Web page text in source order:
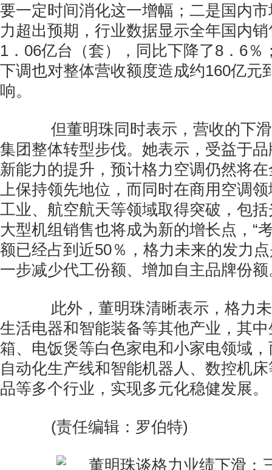
要一定时间消化这一增幅；二是国内
力超出预期，行业数据显示全年国内
1．06亿台（套），同比下降了8．6％
下调也对整体营收额度造成约160亿元
响。
但董明珠同时表示，营收的下滑
集团整体转型步伐。她表示，受益于
新能力的提升，预计格力空调仍然将
上保持领先地位，而同时在商用空调
工业、航空航天等领域取得突破，包
大型机组销售也将成为新的增长点，“
额已经占到近50％，格力未来的发力
一步减少代工份额、增加自主品牌份额
此外，董明珠清晰表示，格力未
生活电器和智能装备等其他产业，其
箱、电饭煲等白色家电和小家电领域
自动化生产线和智能机器人、数控机
品等多个行业，实现多元化稳健发展。
(责任编辑：罗伯特)